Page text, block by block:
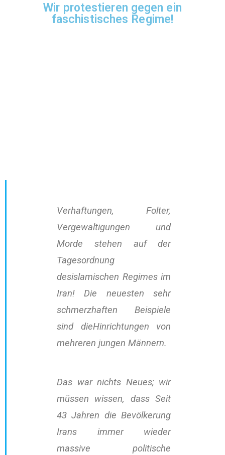
Wir protestieren gegen ein
faschistisches Regime!
Verhaftungen, Folter,
Vergewaltigungen und
Morde stehen auf der
Tagesordnung
desislamischen Regimes im
Iran! Die neuesten sehr
schmerzhaften Beispiele
sind dieHinrichtungen von
mehreren jungen Männern.
Das war nichts Neues; wir
müssen wissen, dass Seit
43 Jahren die Bevölkerung
Irans immer wieder
massive politische